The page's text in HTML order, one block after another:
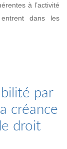
à l’activité
entrent dans les
par
créance
droit